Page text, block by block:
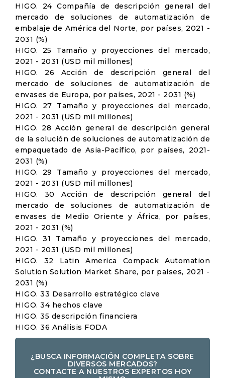
HIGO. 24 Compañía de descripción general del
mercado de soluciones de automatización de
embalaje de América del Norte, por países, 2021 -
2031 (%)
HIGO. 25 Tamaño y proyecciones del mercado,
2021 - 2031 (USD mil millones)
HIGO. 26 Acción de descripción general del
mercado de soluciones de automatización de
envases de Europa, por países, 2021 - 2031 (%)
HIGO. 27 Tamaño y proyecciones del mercado,
2021 - 2031 (USD mil millones)
HIGO. 28 Acción general de descripción general
de la solución de soluciones de automatización de
empaquetado de Asia-Pacífico, por países, 2021-
2031 (%)
HIGO. 29 Tamaño y proyecciones del mercado,
2021 - 2031 (USD mil millones)
HIGO. 30 Acción de descripción general del
mercado de soluciones de automatización de
envases de Medio Oriente y África, por países,
2021 - 2031 (%)
HIGO. 31 Tamaño y proyecciones del mercado,
2021 - 2031 (USD mil millones)
HIGO. 32 Latin America Compack Automation
Solution Solution Market Share, por países, 2021 -
2031 (%)
HIGO. 33 Desarrollo estratégico clave
HIGO. 34 hechos clave
HIGO. 35 descripción financiera
HIGO. 36 Análisis FODA
¿BUSCA INFORMACIÓN COMPLETA SOBRE
DIVERSOS MERCADOS?
CONTACTE A NUESTROS EXPERTOS HOY